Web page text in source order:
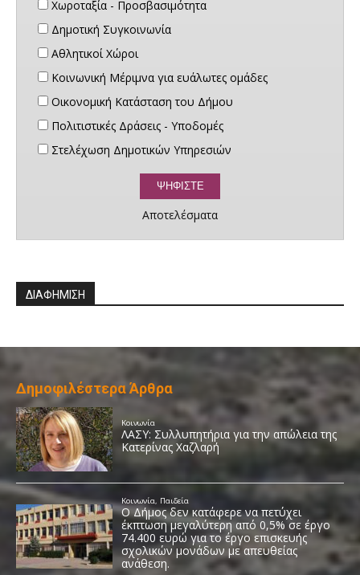
Χωροταξία - Προσβασιμότητα
Δημοτική Συγκοινωνία
Αθλητικοί Χώροι
Κοινωνική Μέριμνα για ευάλωτες ομάδες
Οικονομική Κατάσταση του Δήμου
Πολιτιστικές Δράσεις - Υποδομές
Στελέχωση Δημοτικών Υπηρεσιών
Αποτελέσματα
ΔΙΑΦΗΜΙΣΗ
Δημοφιλέστερα Άρθρα